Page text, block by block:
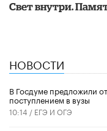
​Свет внутри.
НОВОСТИ
В Госдуме предложили
поступлением в вузы
10:14 / ЕГЭ И ОГЭ